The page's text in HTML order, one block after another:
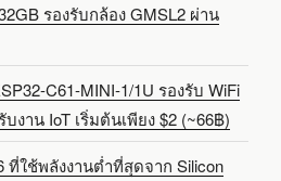
รองรับกล้อง GMSL2 ผ่าน
C61-MINI-1/1U รองรับ WiFi
งาน IoT เริ่มต้นเพียง $2 (~66฿)
ที่ใช้พลังงานต่ำที่สุดจาก Silicon